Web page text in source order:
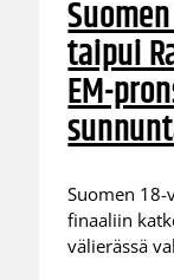
taipui
EM-
Suomen
finaaliin
välierässä